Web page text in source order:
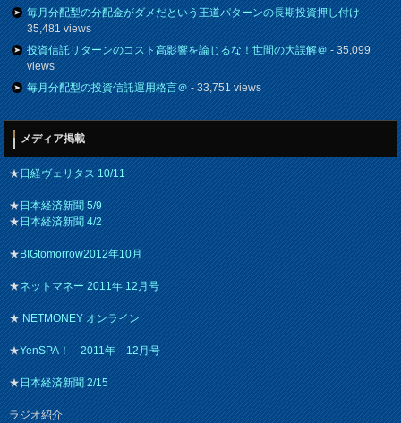
毎月分配型の分配金がダメだという王道パターンの長期投資押し付け-
35,481 views
投資信託リターンのコスト高影響を論じるな！世間の大誤解＠- 35,099
views
毎月分配型の投資信託運用格言＠- 33,751 views
メディア掲載
★日経ヴェリタス 10/11
★日本経済新聞 5/9
★日本経済新聞 4/2
★BIGtomorrow2012年10月
★ネットマネー 2011年 12月号
★NETMONEY オンライン
★YenSPA！ 2011年 12月号
★日本経済新聞 2/15
ラジオ紹介